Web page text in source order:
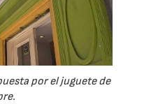
por el juguete de